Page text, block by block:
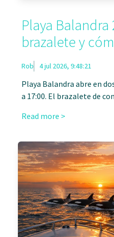
Playa Balandra
brazalete y
Rob 4 jul 2026, 9:48:21
Playa Balandra abre en
a 17:00. El brazalete de
Read more >